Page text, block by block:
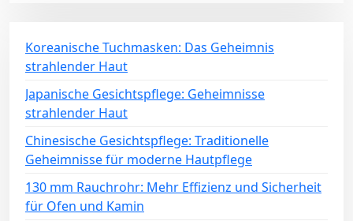
Koreanische Tuchmasken: Das Geheimnis
strahlender Haut
Japanische Gesichtspflege: Geheimnisse
strahlender Haut
Chinesische Gesichtspflege: Traditionelle
Geheimnisse für moderne Hautpflege
130 mm Rauchrohr: Mehr Effizienz und Sicherheit
für Ofen und Kamin